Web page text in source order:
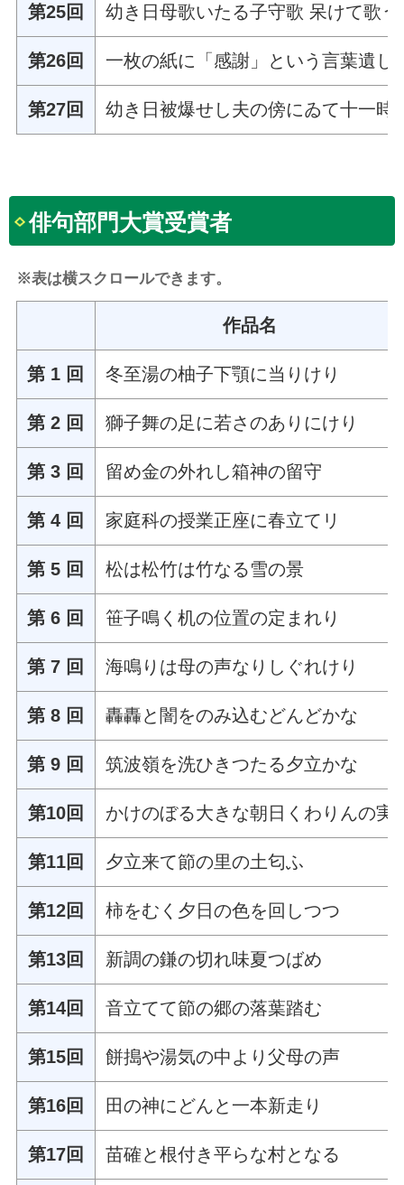
第25回 幼き日母歌いたる子守歌 呆けて歌
第26回 一枚の紙に「感謝」という言葉遺し
第27回 幼き日被爆せし夫の傍にゐて十一時
俳句部門大賞受賞者
※表は横スクロールできます。
作品名
第 1 回 冬至湯の柚子下顎に当りけり
第 2 回 獅子舞の足に若さのありにけり
第 3 回 留め金の外れし箱神の留守
第 4 回 家庭科の授業正座に春立てリ
第 5 回 松は松竹は竹なる雪の景
第 6 回 笹子鳴く机の位置の定まれり
第 7 回 海鳴りは母の声なりしぐれけり
第 8 回 轟轟と闇をのみ込むどんどかな
第 9 回 筑波嶺を洗ひきつたる夕立かな
第10回 かけのぼる大きな朝日くわりんの実
第11回 夕立来て節の里の土匂ふ
第12回 柿をむく夕日の色を回しつつ
第13回 新調の鎌の切れ味夏つばめ
第14回 音立てて節の郷の落葉踏む
第15回 餅搗や湯気の中より父母の声
第16回 田の神にどんと一本新走り
第17回 苗確と根付き平らな村となる